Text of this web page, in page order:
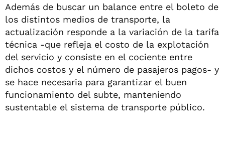
Además de buscar un balance entre el boleto de
los distintos medios de transporte, la
actualización responde a la variación de la tarifa
técnica -que refleja el costo de la explotación
del servicio y consiste en el cociente entre
dichos costos y el número de pasajeros pagos- y
se hace necesaria para garantizar el buen
funcionamiento del subte, manteniendo
sustentable el sistema de transporte público.